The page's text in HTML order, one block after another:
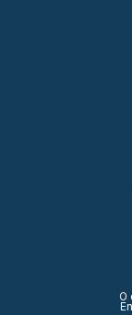
O